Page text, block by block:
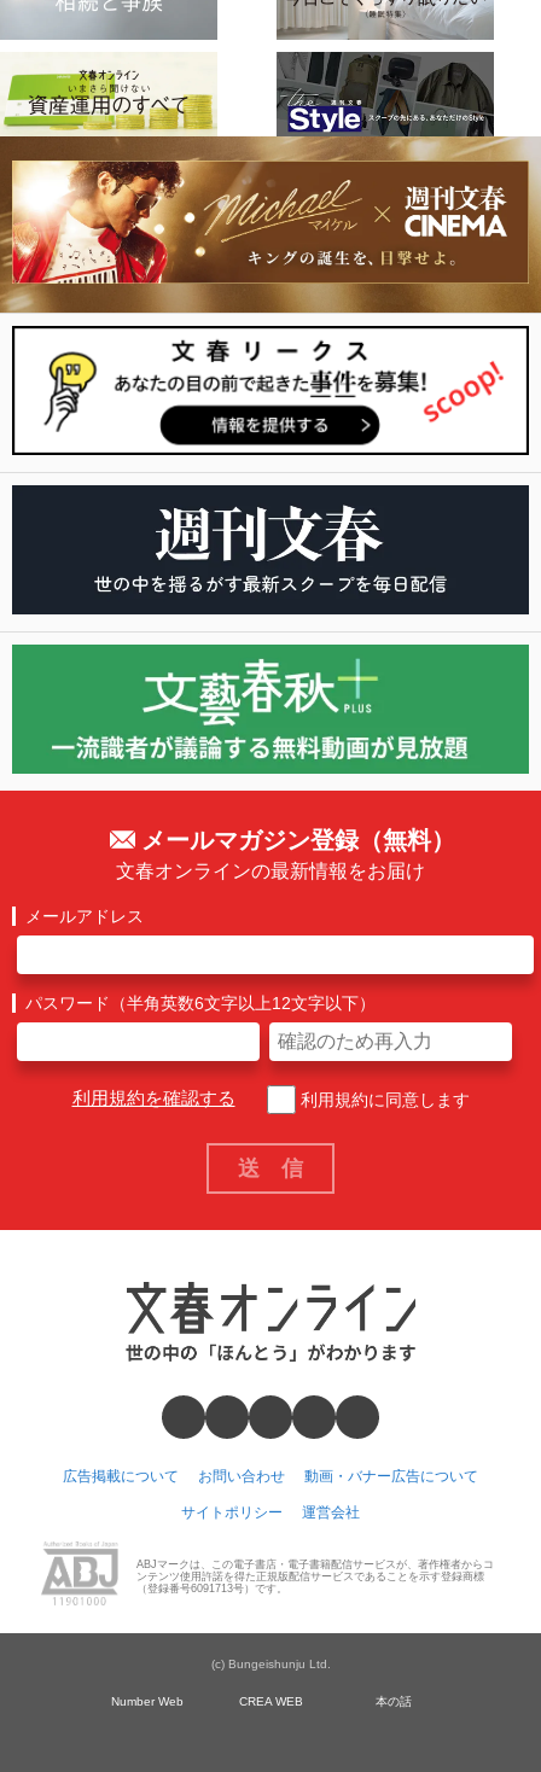
メールマガジン登録（無料）
文春オンラインの最新情報をお届け
メールアドレス
パスワード（半角英数6文字以上12文字以下）
利用規約を確認する 利用規約に同意します
広告掲載について お問い合わせ 動画・バナー広告について
サイトポリシー 運営会社
ABJマークは、この電子書店・電子書籍配信サービスが、著作権者からコ
ンテンツ使用許諾を得た正規版配信サービスであることを示す登録商標
（登録番号6091713号）です。
(c) Bungeishunju Ltd.
Number Web CREA WEB 本の話